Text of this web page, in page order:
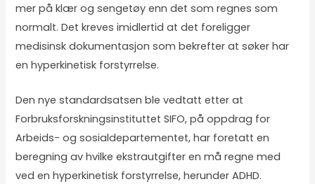
mer på klær og sengetøy enn det som regnes som
normalt. Det kreves imidlertid at det foreligger
medisinsk dokumentasjon som bekrefter at søker har
en hyperkinetisk forstyrrelse.
Den nye standardsatsen ble vedtatt etter at
Forbruksforskningsinstituttet SIFO, på oppdrag for
Arbeids- og sosialdepartementet, har foretatt en
beregning av hvilke ekstrautgifter en må regne med
ved en hyperkinetisk forstyrrelse, herunder ADHD.